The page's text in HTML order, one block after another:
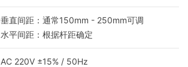
垂直间距：通常150mm - 250mm可调
水平间距：根据杆距确定
AC 220V ±15% / 50Hz